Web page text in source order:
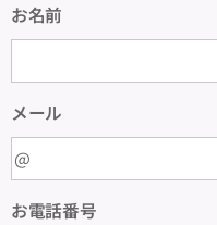
お名前
メール
お電話番号